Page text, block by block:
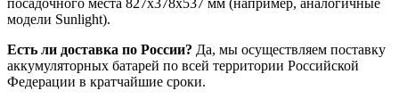
посадочного места 827x378x537 мм (например, аналогичные
модели Sunlight).
Есть ли доставка по России? Да, мы осуществляем поставку
аккумуляторных батарей по всей территории Российской
Федерации в кратчайшие сроки.